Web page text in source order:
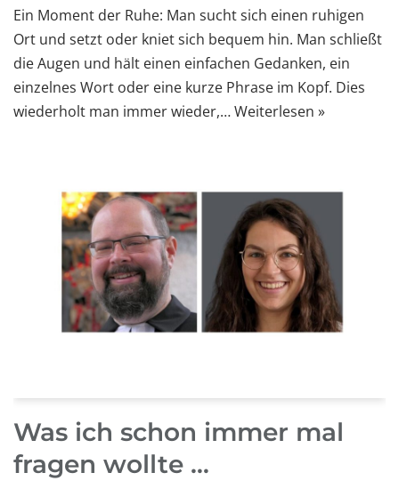
Ein Moment der Ruhe: Man sucht sich einen ruhigen
Ort und setzt oder kniet sich bequem hin. Man schließt
die Augen und hält einen einfachen Gedanken, ein
einzelnes Wort oder eine kurze Phrase im Kopf. Dies
wiederholt man immer wieder,…Weiterlesen »
Was ich schon immer mal
fragen wollte …